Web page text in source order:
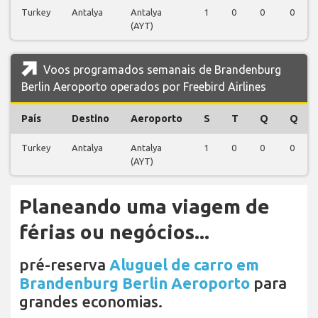
Turkey Antalya
Antalya
(AYT)
1 0 0 0
Voos programados semanais de Brandenburg
Berlin Aeroporto operados por Freebird Airlines
País Destino Aeroporto S T Q Q
Turkey Antalya
Antalya
(AYT)
1 0 0 0
Planeando uma viagem de
férias ou negócios...
pré-reserva Aluguel de carro em
Brandenburg Berlin Aeroporto para
grandes economias.